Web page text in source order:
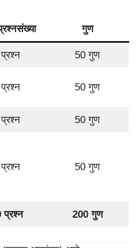
गुण
50 गुण
50 गुण
50 गुण
50 गुण
प्रश्न 200 गुण